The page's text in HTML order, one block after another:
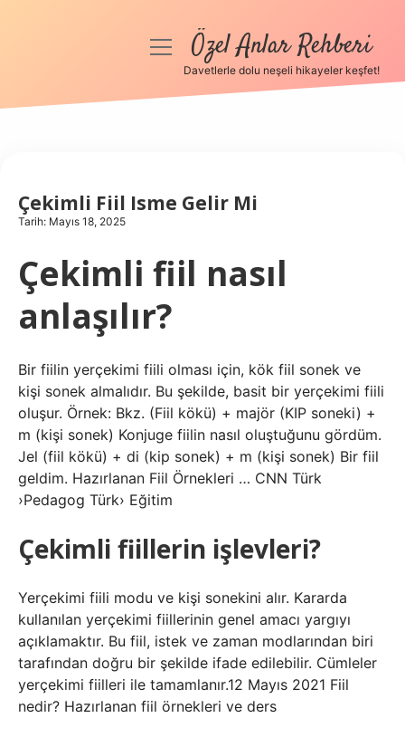
Anasayfa
Hakkımızda
menüyüÖzel Anlar Rehberi
Davetlerle dolu neşeli hikayeler keşfet!
Çekimli Fiil Isme Gelir Mi
Tarih: Mayıs 18, 2025
Çekimli fiil nasıl
anlaşılır?
Bir fiilin yerçekimi fiili olması için, kök fiil sonek ve
kişi sonek almalıdır. Bu şekilde, basit bir yerçekimi fiili
oluşur. Örnek: Bkz. (Fiil kökü) + majör (KIP soneki) +
m (kişi sonek) Konjuge fiilin nasıl oluştuğunu gördüm.
Jel (fiil kökü) + di (kip sonek) + m (kişi sonek) Bir fiil
geldim. Hazırlanan Fiil Örnekleri … CNN Türk
›Pedagog Türk› Eğitim
Çekimli fiillerin işlevleri?
Yerçekimi fiili modu ve kişi sonekini alır. Kararda
kullanılan yerçekimi fiillerinin genel amacı yargıyı
açıklamaktır. Bu fiil, istek ve zaman modlarından biri
tarafından doğru bir şekilde ifade edilebilir. Cümleler
yerçekimi fiilleri ile tamamlanır.12 Mayıs 2021 Fiil
nedir? Hazırlanan fiil örnekleri ve ders